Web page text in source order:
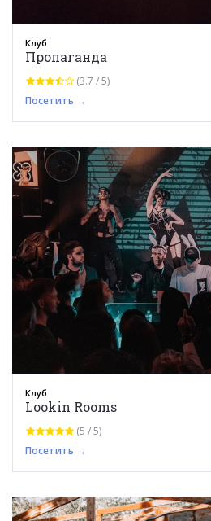
Клуб
Пропаганда
(3.7 / 5)
Посетить →
Клуб
Lookin Rooms
(5 / 5)
Посетить →